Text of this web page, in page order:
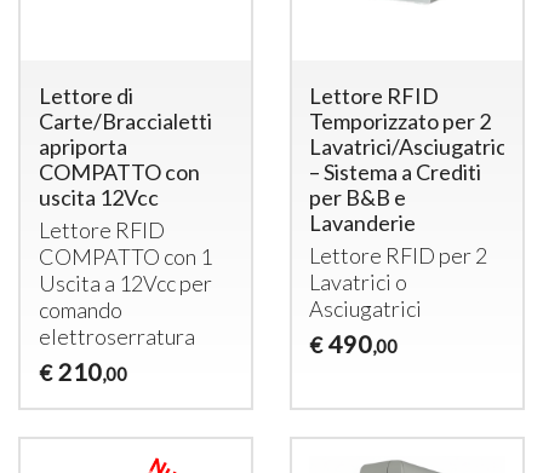
Lettore di
Carte/Braccialetti
apriporta
COMPATTO con
uscita 12Vcc
Lettore RFID
COMPATTO con 1
Uscita a 12Vcc per
comando
elettroserratura
€ 210,00
Lettore RFID
Temporizzato per 2
Lavatrici/Asciugatrici
– Sistema a Crediti
per B&B e
Lavanderie
Lettore RFID per 2
Lavatrici o
Asciugatrici
€ 490,00